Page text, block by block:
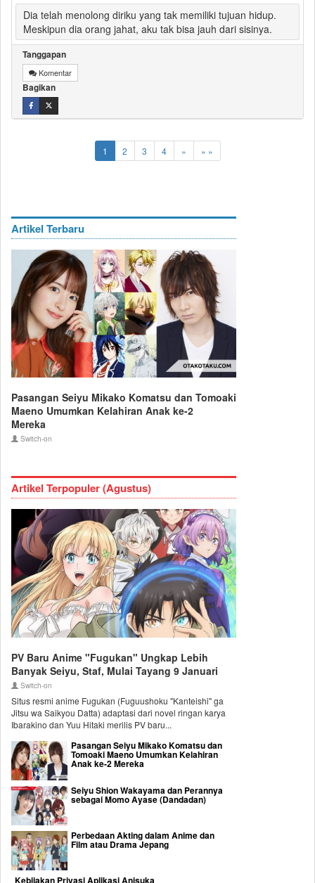
Dia telah menolong diriku yang tak memiliki tujuan hidup.
Meskipun dia orang jahat, aku tak bisa jauh dari sisinya.
Tanggapan
Komentar
Bagikan
1 2 3 4 » » »
Artikel Terbaru
Pasangan Seiyu Mikako Komatsu dan Tomoaki
Maeno Umumkan Kelahiran Anak ke-2
Mereka
Switch-on
Artikel Terpopuler (Agustus)
PV Baru Anime "Fugukan" Ungkap Lebih
Banyak Seiyu, Staf, Mulai Tayang 9 Januari
Switch-on
Situs resmi anime Fugukan (Fuguushoku "Kanteishi" ga
Jitsu wa Saikyou Datta) adaptasi dari novel ringan karya
Ibarakino dan Yuu Hitaki merilis PV baru...
Pasangan Seiyu Mikako Komatsu dan
Tomoaki Maeno Umumkan Kelahiran
Anak ke-2 Mereka
Seiyu Shion Wakayama dan Perannya
sebagai Momo Ayase (Dandadan)
Perbedaan Akting dalam Anime dan
Film atau Drama Jepang
Kebijakan Privasi Aplikasi Anisuka